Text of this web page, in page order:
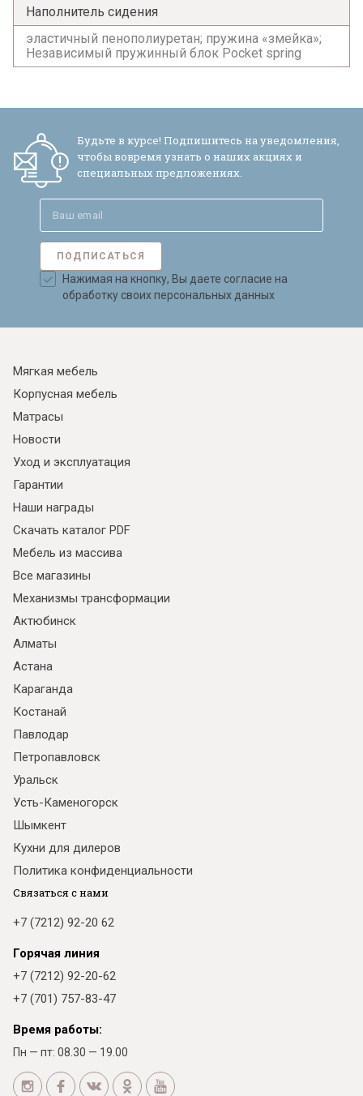
обработки персональных данных и
согласен на их обработку.
Наполнитель сидения
эластичный пенополиуретан; пружина «змейка»;
Независимый пружинный блок Pocket spring
Будьте в курсе! Подпишитесь на уведомления,
чтобы вовремя узнать о наших акциях и
специальных предложениях.
ПОДПИСАТЬСЯ
Нажимая на кнопку, Вы даете согласие на
обработку своих персональных данных
Мягкая мебель
Корпусная мебель
Матрасы
Новости
Уход и эксплуатация
Гарантии
Наши награды
Скачать каталог PDF
Мебель из массива
Все магазины
Механизмы трансформации
Актюбинск
Алматы
Астана
Караганда
Костанай
Павлодар
Петропавловск
Уральск
Усть-Каменогорск
Шымкент
Кухни для дилеров
Политика конфиденциальности
Связаться с нами
+7 (7212) 92-20 62
Горячая линия
+7 (7212) 92-20-62
+7 (701) 757-83-47
Время работы:
Пн — пт: 08.30 — 19.00